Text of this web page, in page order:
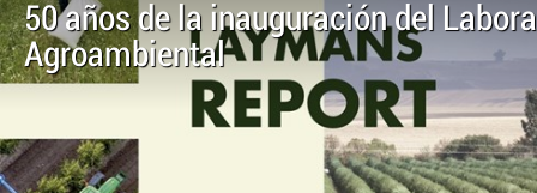
50 años de la inauguración del
Agroambiental